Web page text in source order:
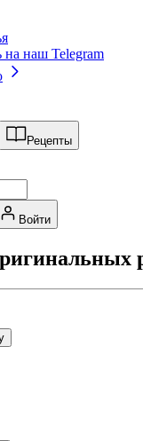
на наш Telegram
Рецепты
Войти